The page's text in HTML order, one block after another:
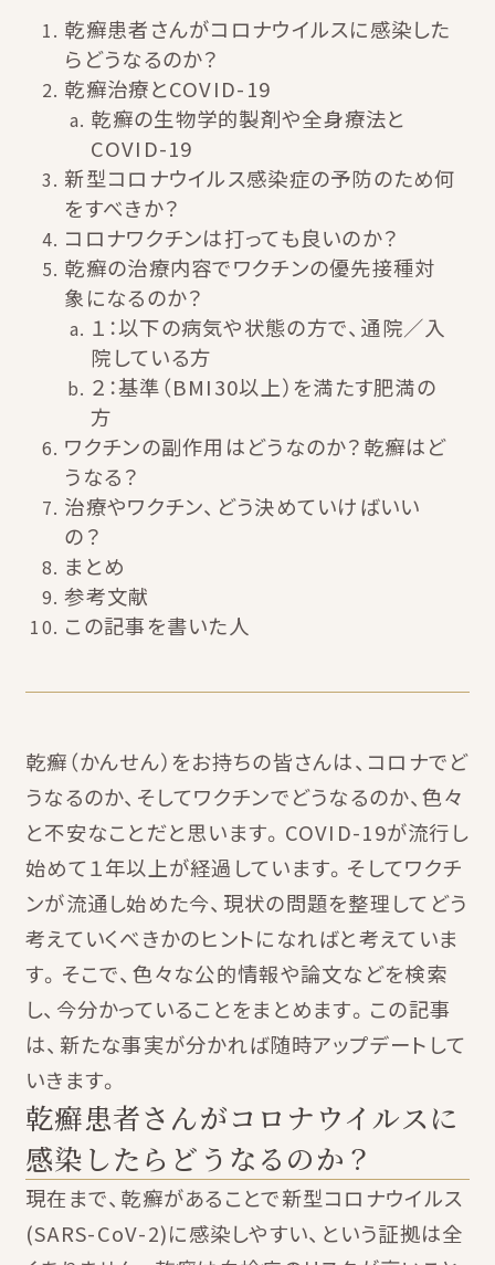
乾癬患者さんがコロナウイルスに感染した
らどうなるのか？
乾癬治療とCOVID-19
乾癬の生物学的製剤や全身療法と
COVID-19
新型コロナウイルス感染症の予防のため何
をすべきか？
コロナワクチンは打っても良いのか？
乾癬の治療内容でワクチンの優先接種対
象になるのか？
１：以下の病気や状態の方で、通院／入
院している方
２：基準（BMI30以上）を満たす肥満の
方
ワクチンの副作用はどうなのか？乾癬はど
うなる？
治療やワクチン、どう決めていけばいい
の？
まとめ
参考文献
この記事を書いた人
乾癬（かんせん）をお持ちの皆さんは、コロナでど
うなるのか、そしてワクチンでどうなるのか、色々
と不安なことだと思います。COVID-19が流行し
始めて１年以上が経過しています。そしてワクチ
ンが流通し始めた今、現状の問題を整理してどう
考えていくべきかのヒントになればと考えていま
す。そこで、色々な公的情報や論文などを検索
し、今分かっていることをまとめます。この記事
は、新たな事実が分かれば随時アップデートして
いきます。
乾癬患者さんがコロナウイルスに
感染したらどうなるのか？
現在まで、乾癬があることで新型コロナウイルス
(SARS-CoV-2)に感染しやすい、という証拠は全